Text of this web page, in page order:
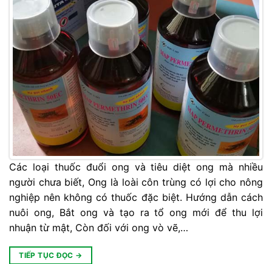
Các loại thuốc đuổi ong và tiêu diệt ong mà nhiều
người chưa biết, Ong là loài côn trùng có lợi cho nông
nghiệp nên không có thuốc đặc biệt. Hướng dẫn cách
nuôi ong, Bắt ong và tạo ra tổ ong mới để thu lợi
nhuận từ mật, Còn đối với ong vò vẽ,…
TIẾP TỤC ĐỌC →